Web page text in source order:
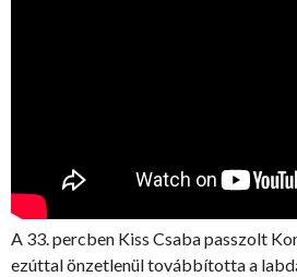
A 33. percben Kiss Csaba passzolt
ezúttal önzetlenül továbbította a